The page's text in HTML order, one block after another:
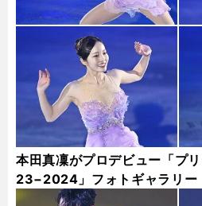
本田真凜がプロデビュー「プ
23−2024」フォトギャラリー